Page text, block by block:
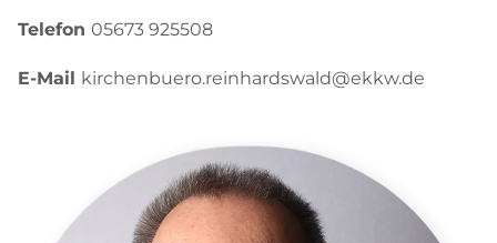
Telefon 05673 925508
E-Mail kirchenbuero.reinhardswald@ekkw.de